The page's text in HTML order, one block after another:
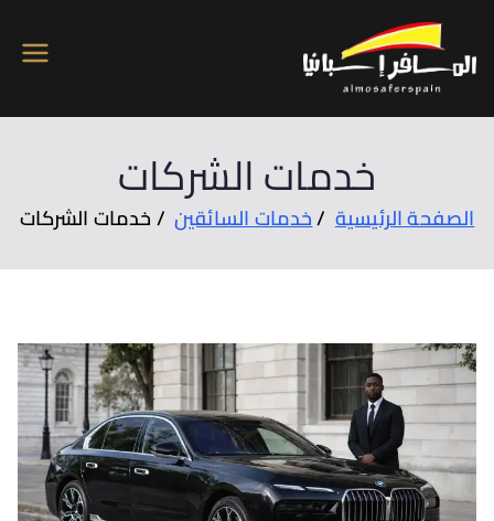
المسافر اسبانيا
تاجير سيارات وفلل بكل مدن اسبانيا
خدمات الشركات
الرئيسية خدمات السائقين خدمات الشركات